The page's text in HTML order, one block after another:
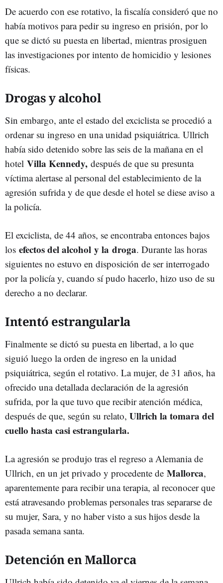
De acuerdo con ese rotativo, la fiscalía consideró que no
había motivos para pedir su ingreso en prisión, por lo
que se dictó su puesta en libertad, mientras prosiguen
las investigaciones por intento de homicidio y lesiones
físicas.
Drogas y alcohol
Sin embargo, ante el estado del exciclista se procedió a
ordenar su ingreso en una unidad psiquiátrica. Ullrich
había sido detenido sobre las seis de la mañana en el
hotel Villa Kennedy, después de que su presunta
víctima alertase al personal del establecimiento de la
agresión sufrida y de que desde el hotel se diese aviso a
la policía.
El exciclista, de 44 años, se encontraba entonces bajos
los efectos del alcohol y la droga. Durante las horas
siguientes no estuvo en disposición de ser interrogado
por la policía y, cuando sí pudo hacerlo, hizo uso de su
derecho a no declarar.
Intentó estrangularla
Finalmente se dictó su puesta en libertad, a lo que
siguió luego la orden de ingreso en la unidad
psiquiátrica, según el rotativo. La mujer, de 31 años, ha
ofrecido una detallada declaración de la agresión
sufrida, por la que tuvo que recibir atención médica,
después de que, según su relato, Ullrich la tomara del
cuello hasta casi estrangularla.
La agresión se produjo tras el regreso a Alemania de
Ullrich, en un jet privado y procedente de Mallorca,
aparentemente para recibir una terapia, al reconocer que
está atravesando problemas personales tras separarse de
su mujer, Sara, y no haber visto a sus hijos desde la
pasada semana santa.
Detención en Mallorca